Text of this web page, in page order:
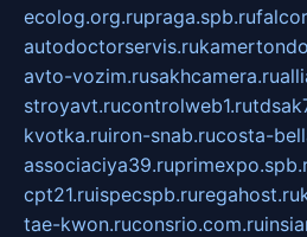
ecolog.org.rupraga.spb.ru
autodoctorservis.ru
avto-vozim.rusakhcamera.ru
stroyavt.rucontrolweb1.ru
kvotka.ruiron-snab.rucosta-
associaciya39.ru
cpt21.ruispecspb.ruregahost.ru
tae-kwon.ruconsrio.com.ru